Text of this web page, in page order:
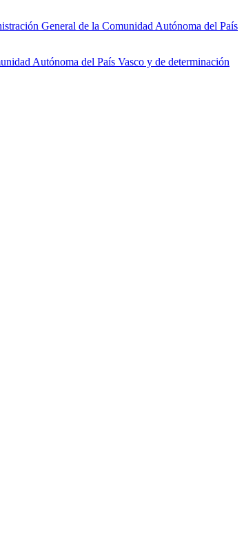
General de la Comunidad Autónoma del País
Autónoma del País Vasco y de determinación